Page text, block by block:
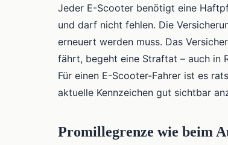
Jeder E-Scooter benötigt eine
und darf nicht fehlen. Die
erneuert werden muss. Das
fährt, begeht eine Straftat – auch in
Für einen E-Scooter-Fahrer ist es
aktuelle Kennzeichen gut sichtbar
Promillegrenze wie beim